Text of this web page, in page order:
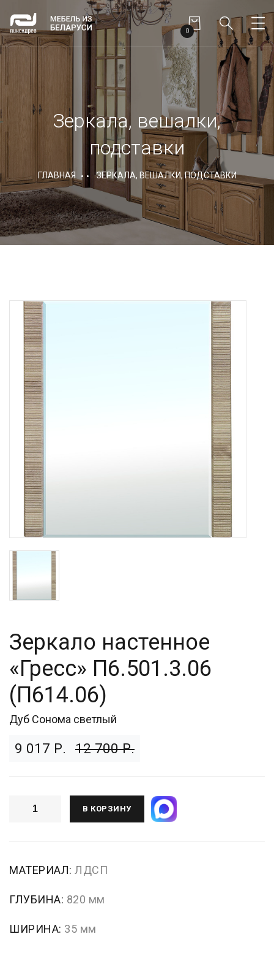
0
Зеркала, вешалки,
подставки
ГЛАВНАЯ ЗЕРКАЛА, ВЕШАЛКИ, ПОДСТАВКИ
Зеркало настенное
«Гресс» П6.501.3.06
(П614.06)
Дуб Сонома светлый
9 017 Р. 12 700 Р.
В КОРЗИНУ
МАТЕРИАЛ: ЛДСП
ГЛУБИНА: 820 мм
ШИРИНА: 35 мм